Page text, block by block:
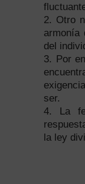
2. Otro
armonía
del
3. Por
ser.
4. La
la ley